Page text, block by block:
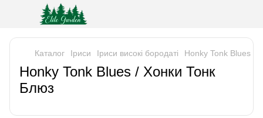
Каталог Iриси Іриси високі бородаті Honky Tonk Blues /
Honky Tonk Blues / Хонки Тонк
Блюз